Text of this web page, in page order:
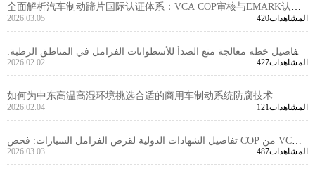
全面解析汽车制动蹄片国际认证体系：VCA COP审核与EMARK认证
技术要求
2026.03.05 420المشاهدات
تفاصيل خطة معالجة منع الصدأ للأسطوانات الفرامل في المناطق الرطبة:
تحليل مقارن بين تقنيات التغليف بالزيت والطلاء
2026.02.02 427المشاهدات
如何为中东高温高湿环境挑选合适的商用车制动系统防腐技术
2026.02.04 121المشاهدات
تفاصيل الشهادات الدولية لقرص الفرامل السيارات: فحص COP من VCA
2026.03.03 487المشاهدات